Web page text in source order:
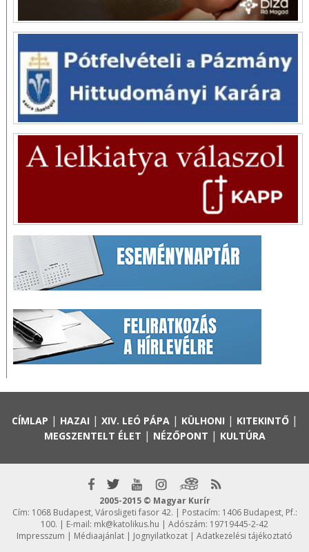
CÍMLAP | HAZAI | XIV. LEÓ PÁPA| KÜLHONI | KITEKINTŐ|
MEGSZENTELT ÉLET | NÉZŐPONT | KULTÚRA
2005-2015 © Magyar Kurír
Cím: 1068 Budapest, Városligeti fasor 42. | Postacím: 1406 Budapest, Pf.:
100. | E-mail: mk@katolikus.hu | Adószám: 19719445-2-42
Impresszum
Médiaajánlat Jognyilatkozat Adatkezelési tájékoztató